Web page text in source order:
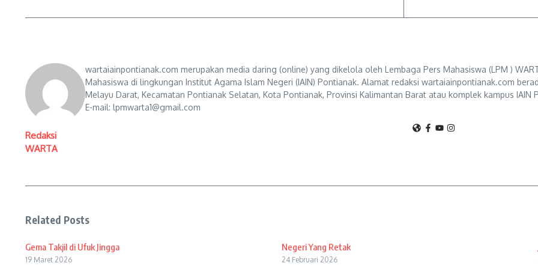
Redaksi
WARTA
wartaiainpontianak.com merupakan media daring (online) yang dikelola oleh Lembaga Pers Mahasiswa (LPM )
Mahasiswa di lingkungan Institut Agama Islam Negeri (IAIN) Pontianak. Alamat redaksi wartaiainpontianak.com
Melayu Darat, Kecamatan Pontianak Selatan, Kota Pontianak, Provinsi Kalimantan Barat atau komplek kampus
E-mail: lpmwarta1@gmail.com
Related Posts
Gema Takjil di Ufuk Jingga
19 Maret 2026
Negeri Yang Retak
24 Februari 2026